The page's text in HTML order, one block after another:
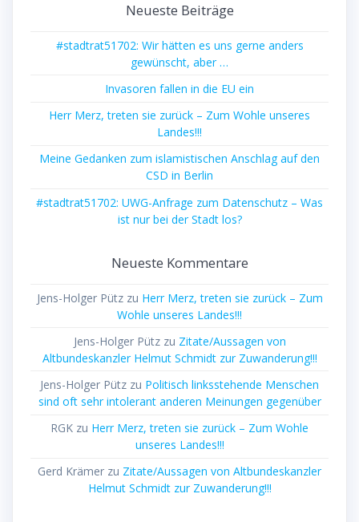
Neueste Beiträge
#stadtrat51702: Wir hätten es uns gerne anders
gewünscht, aber …
Invasoren fallen in die EU ein
Herr Merz, treten sie zurück – Zum Wohle unseres
Landes!!!
Meine Gedanken zum islamistischen Anschlag auf den
CSD in Berlin
#stadtrat51702: UWG-Anfrage zum Datenschutz – Was
ist nur bei der Stadt los?
Neueste Kommentare
Jens-Holger Pützzu Herr Merz, treten sie zurück – Zum
Wohle unseres Landes!!!
Jens-Holger Pützzu Zitate/Aussagen von
Altbundeskanzler Helmut Schmidt zur Zuwanderung!!!
Jens-Holger Pütz zu Politisch linksstehende Menschen
sind oft sehr intolerant anderen Meinungen gegenüber
RGK zu Herr Merz, treten sie zurück – Zum Wohle
unseres Landes!!!
Gerd Krämer zu Zitate/Aussagen von Altbundeskanzler
Helmut Schmidt zur Zuwanderung!!!